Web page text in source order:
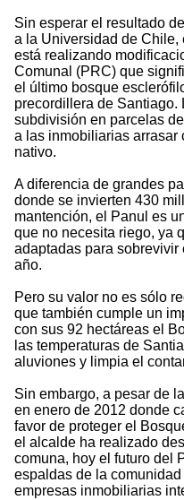
Sin esperar el resultado
a la Universidad de Chile,
está realizando
Comunal (PRC) que
el último bosque
precordillera de Santiago.
subdivisión en parcelas
a las inmobiliarias arrasar
nativo.
A diferencia de grandes
donde se invierten 430
mantención, el Panul es
que no necesita riego, ya
adaptadas para sobrevivir
año.
Pero su valor no es sólo
que también cumple un
con sus 92 hectáreas el
las temperaturas de
aluviones y limpia el
Sin embargo, a pesar de
en enero de 2012 donde
favor de proteger el
el alcalde ha realizado
comuna, hoy el futuro del
espaldas de la
empresas inmobiliarias